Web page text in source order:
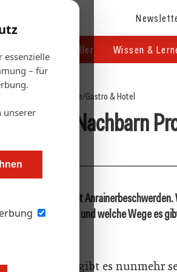
essenzielle
– für
unserer
Handel & Hersteller Wissen &
Startseite/Gastro & Hotel
die Nachbarn
einmal Probleme mit
schlimmer wird und welche Wege es
Wagner“ gibt es nunmehr